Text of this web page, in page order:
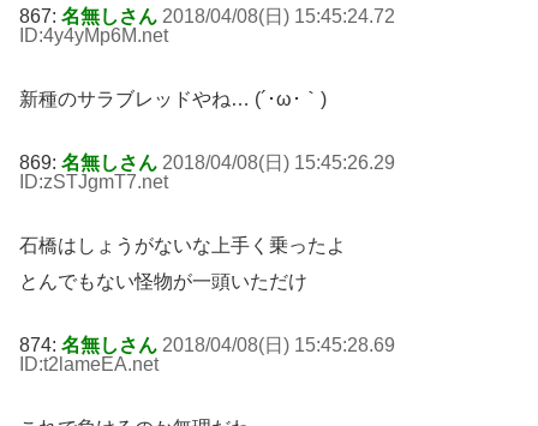
867: 名無しさん 2018/04/08(日) 15:45:24.72
ID:4y4yMp6M.net
新種のサラブレッドやね… (´･ω･｀)
869: 名無しさん 2018/04/08(日) 15:45:26.29
ID:zSTJgmT7.net
石橋はしょうがないな上手く乗ったよ
とんでもない怪物が一頭いただけ
874: 名無しさん 2018/04/08(日) 15:45:28.69
ID:t2lameEA.net